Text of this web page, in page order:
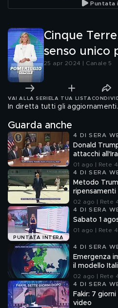
Puntata
Cinque
senso unico
25 apr 2024 | Canale 5
VAI ALLA SERIE LA TUA LISTA
In diretta tutti gli aggiornamenti.
Guarda anche
4 DI SERA
Donald
attacchi
01 ago | Rete 4
4 DI SERA
Metodo
ripensamenti
02 ago | Rete
PUNTATA INTERA
4 DI SERA
Sabato 1
01 ago | Rete 4
4 DI SERA
Emergenza
il modello
02 ago | Rete
4 DI SERA
Fakir: 7
video